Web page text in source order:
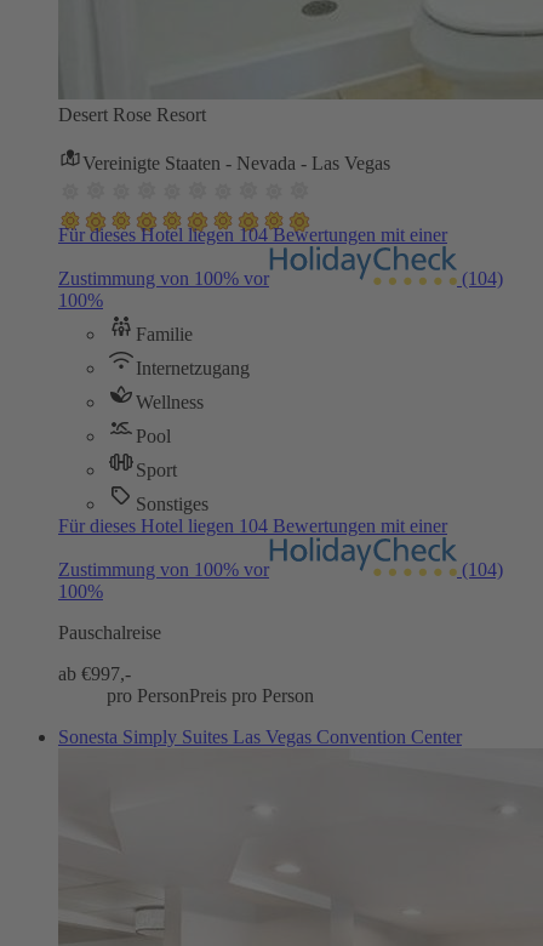
Desert Rose Resort
Vereinigte Staaten - Nevada - Las Vegas
Für dieses Hotel liegen 104 Bewertungen mit einer
Zustimmung von 100% vor
(104)
100%
Familie
Internetzugang
Wellness
Pool
Sport
Sonstiges
Für dieses Hotel liegen 104 Bewertungen mit einer
Zustimmung von 100% vor
(104)
100%
Pauschalreise
ab €997,-
pro PersonPreis pro Person
Sonesta Simply Suites Las Vegas Convention Center